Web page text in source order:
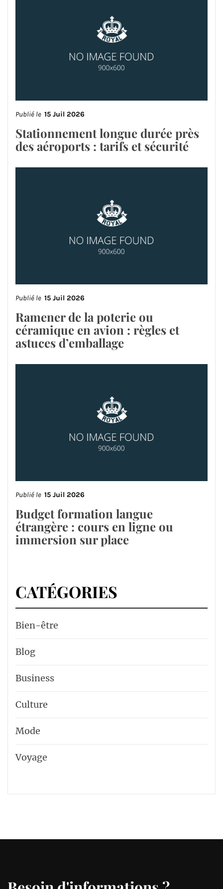
Publié le 15 Juil 2026
Stationnement longue durée près
des aéroports : tarifs et sécurité
Publié le 15 Juil 2026
Ramener de la poterie ou
céramique en avion : règles et
astuces d’emballage
Publié le 15 Juil 2026
Budget formation langue
étrangère : cours en ligne ou
immersion sur place
CATÉGORIES
Bien-être
Blog
Business
Culture
Mode
Voyage